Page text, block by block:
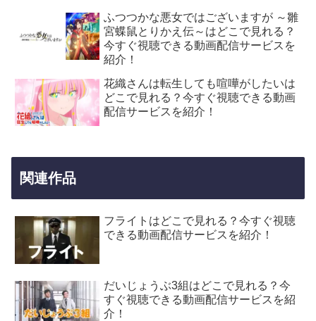
ふつつかな悪女ではございますが ～雛
宮蝶鼠とりかえ伝～はどこで見れる？
今すぐ視聴できる動画配信サービスを
紹介！
花織さんは転生しても喧嘩がしたいは
どこで見れる？今すぐ視聴できる動画
配信サービスを紹介！
関連作品
フライトはどこで見れる？今すぐ視聴
できる動画配信サービスを紹介！
だいじょうぶ3組はどこで見れる？今
すぐ視聴できる動画配信サービスを紹
介！